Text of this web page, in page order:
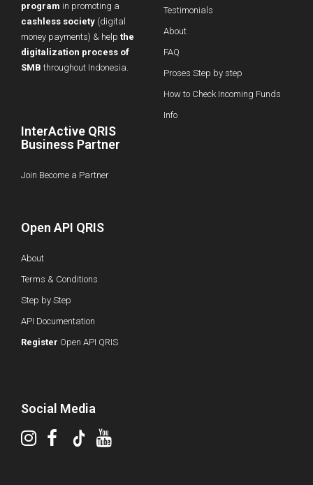
program in promoting a
cashless society (digital
money payments) & help the
digitalization process of
SMB throughout Indonesia.
InterActive QRIS
Business Partner
Join Become a Partner
Testimonials
About
FAQ
Proses Step by step
How to Check Incoming Funds
Info
Open API QRIS
About
Terms & Conditions
Step by Step
API Documentation
Register Open API QRIS
Social Media